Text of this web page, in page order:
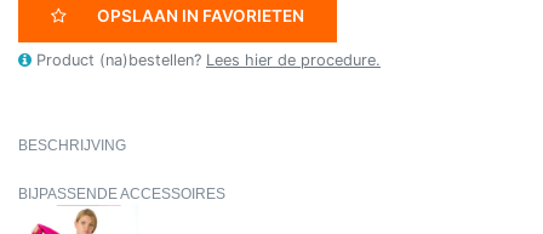
OPSLAAN IN FAVORIETEN
Product (na)bestellen? Lees hier de procedure.
BESCHRIJVING
BIJPASSENDE ACCESSOIRES